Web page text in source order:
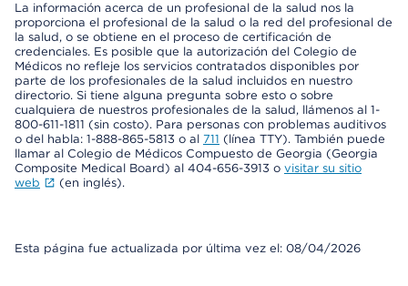
La información acerca de un profesional de la salud nos la
proporciona el profesional de la salud o la red del profesional de
la salud, o se obtiene en el proceso de certificación de
credenciales. Es posible que la autorización del Colegio de
Médicos no refleje los servicios contratados disponibles por
parte de los profesionales de la salud incluidos en nuestro
directorio. Si tiene alguna pregunta sobre esto o sobre
cualquiera de nuestros profesionales de la salud, llámenos al 1-
800-611-1811 (sin costo). Para personas con problemas auditivos
o del habla: 1-888-865-5813 o al 711 (línea TTY). También puede
llamar al Colegio de Médicos Compuesto de Georgia (Georgia
Composite Medical Board) al 404-656-3913 o visitar su sitio
web
(en inglés).
Esta página fue actualizada por última vez el: 08/04/2026